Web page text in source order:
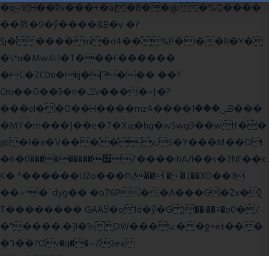
�q~V(H��Rv���+�a{�8��@�%Q����
��揎�9�ў����&B�v �?
$j�����m�d4��%P�l��R�Y�
�\*u�Mw4H�T���F������
�C�ZC0ʚ�kj�|?ͮ��� ��?
Cm��G��3�n�ݣv����=}�?
���el��O��H����mzݾ���1����4B���
�MY�m���]��e�7�Xaj׃�hg�wSwg9��wƗf��
@�I�a�V����-v,5�Y���M��Ol
�׿���������0�6Z����:hA/I��s�2NF��k
K� *������UZo���ח/�� ��.(��XD��3
��=^�`dyg�� �b76P��A���G�Zx�]
T�������� GAA5̔�o1d�ӳ�G )��:��ℱ�o0�/
�"����.�]I�1nDW���\c��ջ+et���
�ר��?Ov�q��~Z2ea